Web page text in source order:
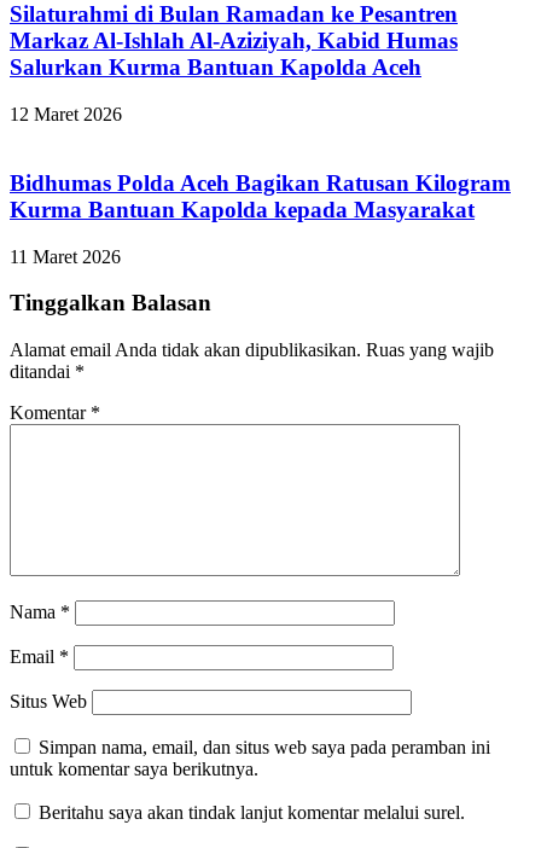
Silaturahmi di Bulan Ramadan ke Pesantren
Markaz Al-Ishlah Al-Aziziyah, Kabid Humas
Salurkan Kurma Bantuan Kapolda Aceh
12 Maret 2026
Bidhumas Polda Aceh Bagikan Ratusan Kilogram
Kurma Bantuan Kapolda kepada Masyarakat
11 Maret 2026
Tinggalkan Balasan
Alamat email Anda tidak akan dipublikasikan. Ruas yang wajib
ditandai *
Komentar *
Nama *
Email *
Situs Web
Simpan nama, email, dan situs web saya pada peramban ini
untuk komentar saya berikutnya.
Beritahu saya akan tindak lanjut komentar melalui surel.